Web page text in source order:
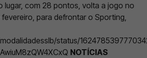
lugar, com 28 pontos, volta a jogo no
fevereiro, para defrontar o Sporting,
status/
NOTÍCIAS